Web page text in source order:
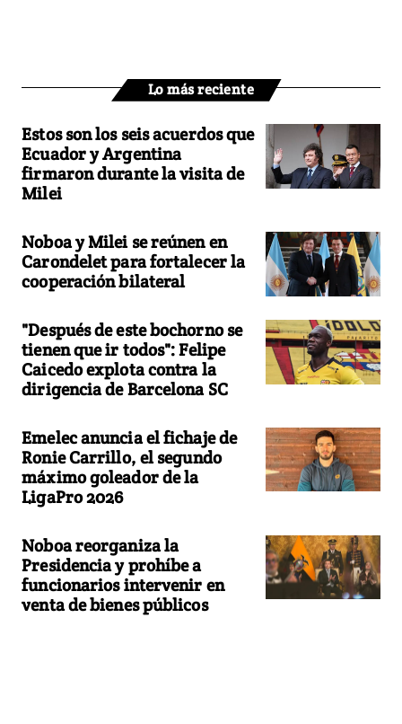
Lo más reciente
Estos son los seis acuerdos que
Ecuador y Argentina
firmaron durante la visita de
Milei
Noboa y Milei se reúnen en
Carondelet para fortalecer la
cooperación bilateral
"Después de este bochorno se
tienen que ir todos": Felipe
Caicedo explota contra la
dirigencia de Barcelona SC
Emelec anuncia el fichaje de
Ronie Carrillo, el segundo
máximo goleador de la
LigaPro 2026
Noboa reorganiza la
Presidencia y prohíbe a
funcionarios intervenir en
venta de bienes públicos